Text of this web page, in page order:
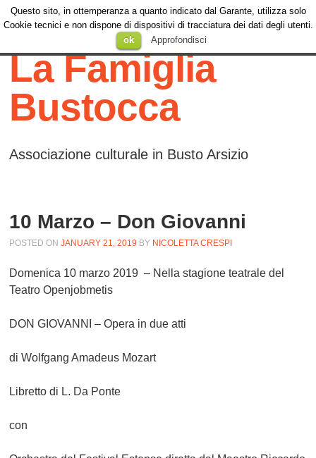
Menu
SKIP TO
Menu
La Famiglia
Bustocca
Associazione culturale in Busto Arsizio
10 Marzo – Don Giovanni
POSTED ONJANUARY 21, 2019 BY NICOLETTA CRESPI
Domenica 10 marzo 2019 – Nella stagione teatrale del
Teatro Openjobmetis
DON GIOVANNI –Opera in due atti
di Wolfgang Amadeus Mozart
Libretto di L. Da Ponte
con
Questo sito, in ottemperanza a quanto indicato dal Garante, utilizza solo
Cookie tecnici e non dispone di dispositivi di tracciatura dei dati degli utenti.
ok
Approfondisci